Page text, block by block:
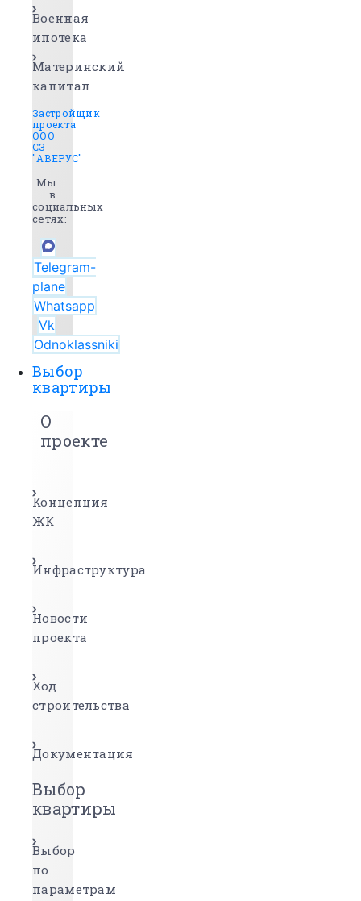
Военная
ипотека
Материнский
капитал
Застройщик
проекта
ООО
СЗ
"АВЕРУС"
Мы
в
социальных
сетях:
Telegram-
plane
Whatsapp
Vk
Odnoklassniki
Выбор
квартиры
О
проекте
Концепция
ЖК
Инфраструктура
Новости
проекта
Ход
строительства
Документация
Выбор
квартиры
Выбор
по
параметрам